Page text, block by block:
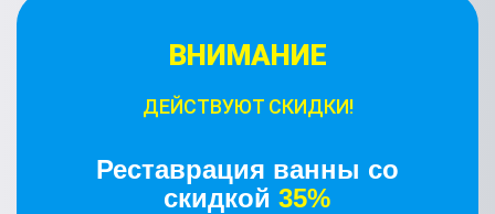
ВНИМАНИЕ
ДЕЙСТВУЮТ СКИДКИ!
Реставрация ванны со
скидкой35%